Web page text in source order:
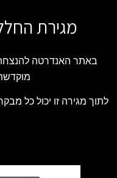
מגירת
באתר האנדרטה
לתוך מגירה זו יכול כל